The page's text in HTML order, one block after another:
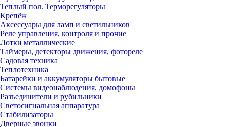
Теплый пол. Терморегуляторы
Крепёж
Аксессуары для ламп и светильников
Реле управления, контроля и прочие
Лотки металлические
Таймеры, детекторы движения, фотореле
Садовая техника
Теплотехника
Батарейки и аккумуляторы бытовые
Системы видеонаблюдения, домофоны
Разъединители и рубильники
Светосигнальная аппаратура
Стабилизаторы
Дверные звонки